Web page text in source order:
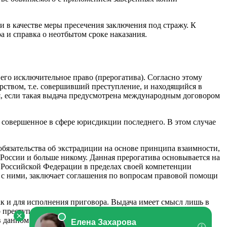
в качестве меры пресечения заключения под стражу. К
справка о неотбытом сроке наказания.
исключительное право (прерогатива). Согласно этому
т.е. совершивший преступление, и находящийся в
такая выдача предусмотрена международным договором
в сфере юрисдикции последнего. В этом случае
об экстрадиции на основе принципа взаимности,
и больше никому. Данная прерогатива основывается на
Федерации в пределах своей компетенции
ними, заключает соглашения по вопросам правовой помощи
и для исполнения приговора. Выдача имеет смысл лишь в
может быть назначено или уже назначено
вопросе, не заслуживают включения достаточно